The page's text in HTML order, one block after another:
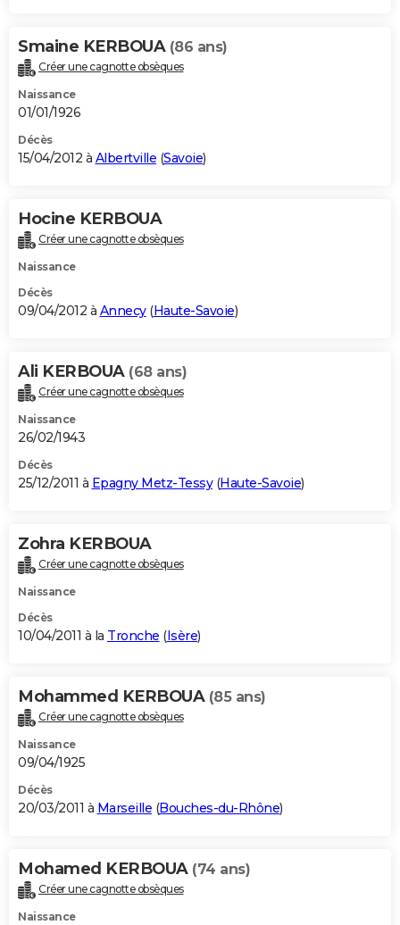
Smaine KERBOUA (86 ans)
Créer une cagnotte obsèques
Naissance
01/01/1926
Décès
15/04/2012 à Albertville (Savoie)
Hocine KERBOUA
Créer une cagnotte obsèques
Naissance
Décès
09/04/2012 à Annecy(Haute-Savoie)
Ali KERBOUA (68 ans)
Créer une cagnotte obsèques
Naissance
26/02/1943
Décès
25/12/2011 à Epagny Metz-Tessy(Haute-Savoie)
Zohra KERBOUA
Créer une cagnotte obsèques
Naissance
Décès
10/04/2011 à la Tronche (Isère)
Mohammed KERBOUA (85 ans)
Créer une cagnotte obsèques
Naissance
09/04/1925
Décès
20/03/2011 à Marseille (Bouches-du-Rhône)
Mohamed KERBOUA (74 ans)
Créer une cagnotte obsèques
Naissance